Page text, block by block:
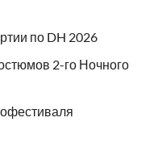
по DH 2026
2-го Ночного